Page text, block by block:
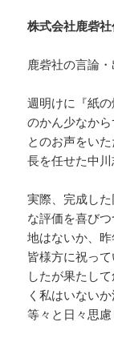
株式会社鹿砦
鹿砦社の言論
週明けに『紙
のかん少なか
とのお声をい
長を任せた中川
実際、完成し
な評価を喜び
地はないか、
皆様方に祝っ
したが果たし
く私はいない
等々と日々思慮